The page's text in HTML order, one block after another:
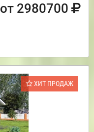
от 2980700
ХИТ ПРОДАЖ